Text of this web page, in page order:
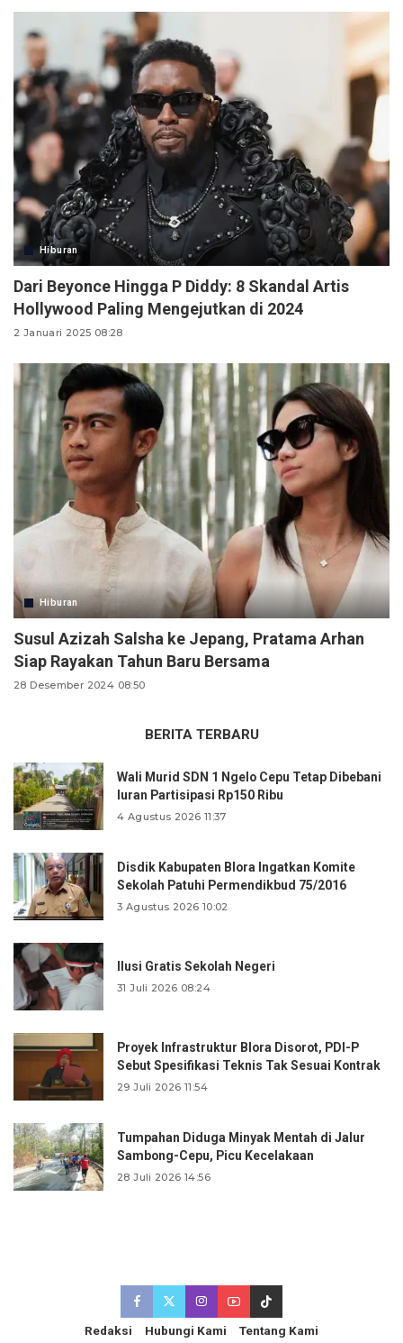
Hiburan
Dari Beyonce Hingga P Diddy: 8 Skandal Artis
Hollywood Paling Mengejutkan di 2024
2 Januari 2025 08:28
Hiburan
Susul Azizah Salsha ke Jepang, Pratama Arhan
Siap Rayakan Tahun Baru Bersama
28 Desember 2024 08:50
BERITA TERBARU
Wali Murid SDN 1 Ngelo Cepu Tetap Dibebani
Iuran Partisipasi Rp150 Ribu
4 Agustus 2026 11:37
Disdik Kabupaten Blora Ingatkan Komite
Sekolah Patuhi Permendikbud 75/2016
3 Agustus 2026 10:02
Ilusi Gratis Sekolah Negeri
31 Juli 2026 08:24
Proyek Infrastruktur Blora Disorot, PDI-P
Sebut Spesifikasi Teknis Tak Sesuai Kontrak
29 Juli 2026 11:54
Tumpahan Diduga Minyak Mentah di Jalur
Sambong-Cepu, Picu Kecelakaan
28 Juli 2026 14:56
Redaksi Hubungi Kami Tentang Kami